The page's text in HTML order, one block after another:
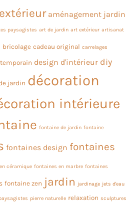
aménagement jardin
paysagistes art de jardin art extérieur artisanat
bricolage cadeau original carrelages
design d'intérieur diy
jardin décoration
intérieure
fontaine de jardin fontaine
fontaines design fontaines
céramique fontaines en marbre fontaines
fontaine zen jardin jardinage jets d'eau
pierre naturelle relaxation sculptures